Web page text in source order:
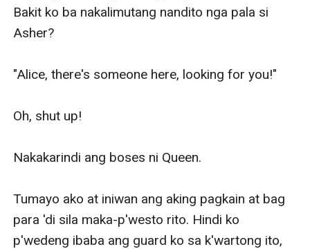
Bakit ko ba nakalimutang nandito nga pala si
Asher?
"Alice, there's someone here, looking for you!"
Oh, shut up!
Nakakarindi ang boses ni Queen.
Tumayo ako at iniwan ang aking pagkain at bag
para 'di sila maka-p'westo rito. Hindi ko
p'wedeng ibaba ang guard ko sa k'wartong ito,